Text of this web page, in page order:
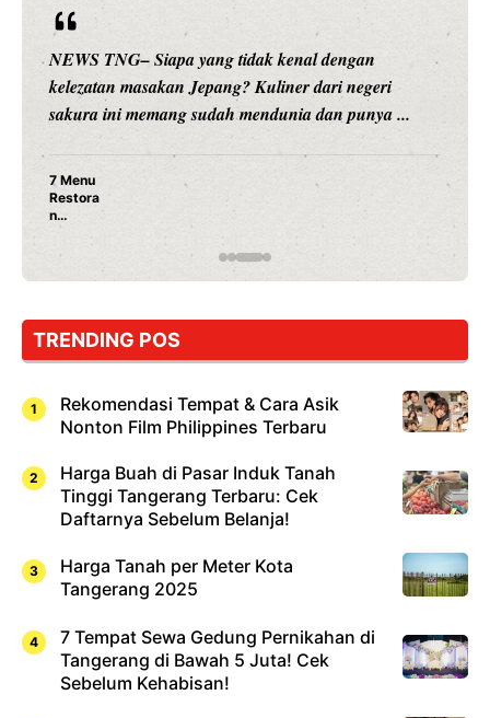
NEWS TNG– Siapa sangka, dua nama besar di dunia
hiburan, Nunung Srimulat dan Vicky Prasetyo, kini
merambah dunia kuliner dengan ...
Nunung Srimulat & Vicky Prasetyo Buka Restoran
Rahasia Mami Bikin Nagih!
TRENDING POS
Rekomendasi Tempat & Cara Asik
Nonton Film Philippines Terbaru
Harga Buah di Pasar Induk Tanah
Tinggi Tangerang Terbaru: Cek
Daftarnya Sebelum Belanja!
Harga Tanah per Meter Kota
Tangerang 2025
7 Tempat Sewa Gedung Pernikahan di
Tangerang di Bawah 5 Juta! Cek
Sebelum Kehabisan!